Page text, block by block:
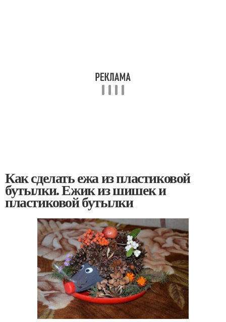
Как сделать ежа из пластиковой
бутылки. Ежик из шишек и
пластиковой бутылки